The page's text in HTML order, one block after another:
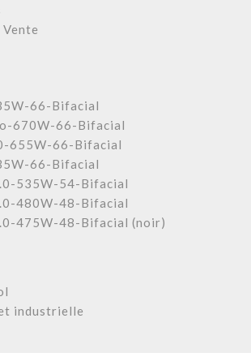
66-Bifacial
670W-66-Bifacial
655W-66-Bifacial
66-Bifacial
535W-54-Bifacial
480W-48-Bifacial
475W-48-Bifacial (noir)
industrielle